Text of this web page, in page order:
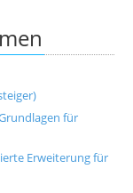
für
Erweiterung für